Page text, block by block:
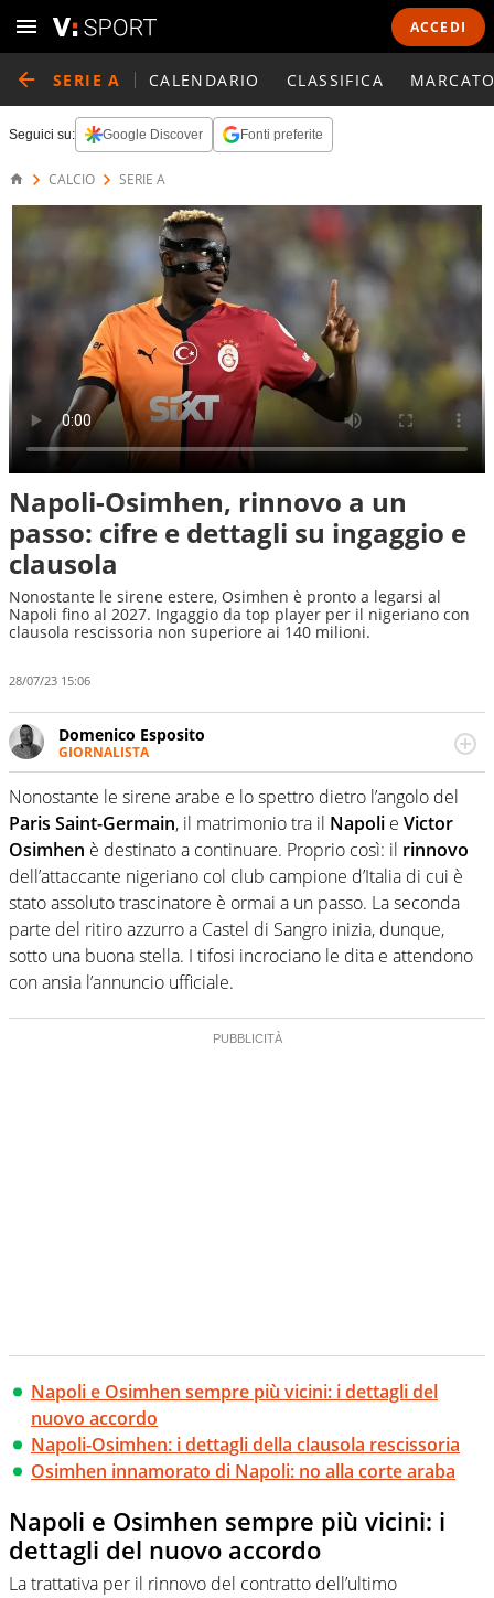
ACCEDI
SERIE A CALENDARIO CLASSIFICA
Seguici su: Google Discover Fonti preferite
CALCIO SERIE A
Napoli-Osimhen, rinnovo a un
passo: cifre e dettagli su ingaggio e
clausola
Nonostante le sirene estere, Osimhen è pronto a legarsi al
Napoli fino al 2027. Ingaggio da top player per il nigeriano con
clausola rescissoria non superiore ai 140 milioni.
28/07/23 15:06
Domenico Esposito
GIORNALISTA
Da vent’anni in campo e sul campo per vivere ogni evento
in tutte le sue sfaccettature. Passione smisurata per il
calcio e per la sfera di cuoio. Il pallone è una cosa
serissima, guai a dirgli di no
Nonostante le sirene arabe e lo spettro dietro l’angolo del
Paris Saint-Germain, il matrimonio tra il Napoli e Victor
Osimhen è destinato a continuare. Proprio così: il rinnovo
dell’attaccante nigeriano col club campione d’Italia di cui è
stato assoluto trascinatore è ormai a un passo. La seconda
parte del ritiro azzurro a Castel di Sangro inizia, dunque,
sotto una buona stella. I tifosi incrociano le dita e attendono
con ansia l’annuncio ufficiale.
Napoli e Osimhen sempre più vicini: i dettagli del
nuovo accordo
Napoli-Osimhen: i dettagli della clausola rescissoria
Osimhen innamorato di Napoli: no alla corte araba
Napoli e Osimhen sempre più vicini: i
dettagli del nuovo accordo
La trattativa per il rinnovo del contratto dell’ultimo